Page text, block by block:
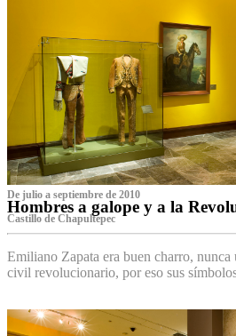
De julio a septiembre de 2010
Hombres a galope y a la
Castillo de Chapultepec
Emiliano Zapata era buen charro,
civil revolucionario, por eso sus